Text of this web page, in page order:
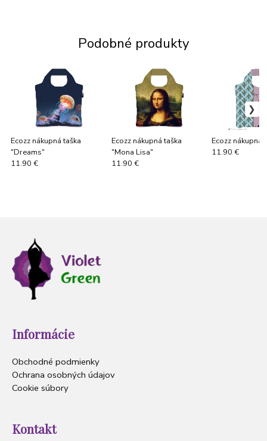
Podobné produkty
Ecozz nákupná taška
"Dreams"
11.90 €
Ecozz nákupná taška
"Mona Lisa"
11.90 €
Ecozz nákupná
11.90 €
Informácie
Obchodné podmienky
Ochrana osobných údajov
Cookie súbory
Kontakt